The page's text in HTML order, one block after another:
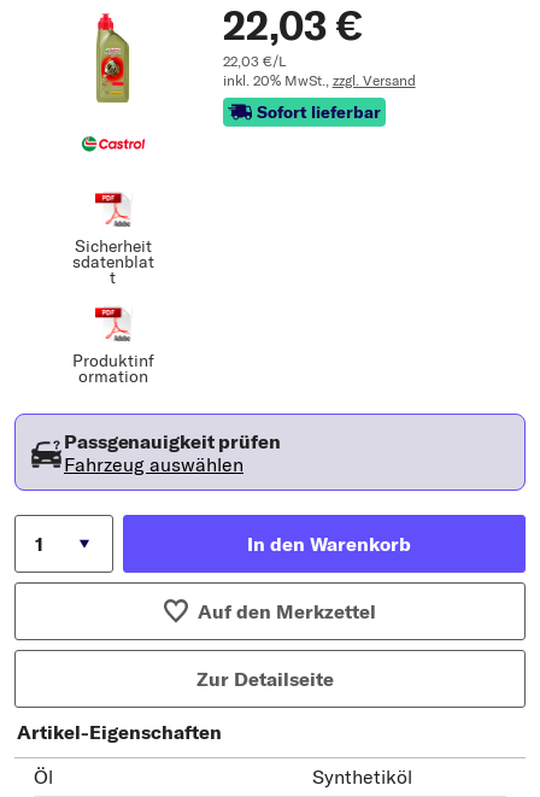
Sicherheit
sdatenblat
t
Produktinf
ormation
22,03 €
22,03 €/L
inkl. 20% MwSt., zzgl. Versand
Sofort lieferbar
Passgenauigkeit prüfen
Fahrzeug auswählen
In den Warenkorb
Auf den Merkzettel
Zur Detailseite
Artikel-Eigenschaften
Öl
Synthetiköl